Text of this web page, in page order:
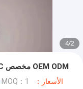
2
/
4
OEM ODM مخصص CNC ألياف الكربون ورقة مصبوب أجزاء
الأسعار：negotiable MOQ：1 قطع